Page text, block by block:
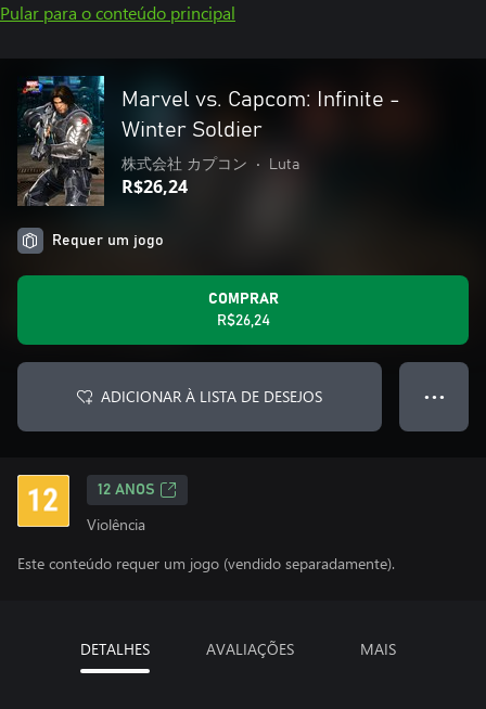
Pular para o conteúdo principal
Marvel vs. Capcom: Infinite -
Winter Soldier
株式会社 カプコン • Luta
R$26,24
Requer um jogo
COMPRAR
R$26,24
ADICIONAR À LISTA DE DESEJOS ● ● ●
12 ANOS
Violência
Este conteúdo requer um jogo (vendido separadamente).
DETALHES AVALIAÇÕES MAIS